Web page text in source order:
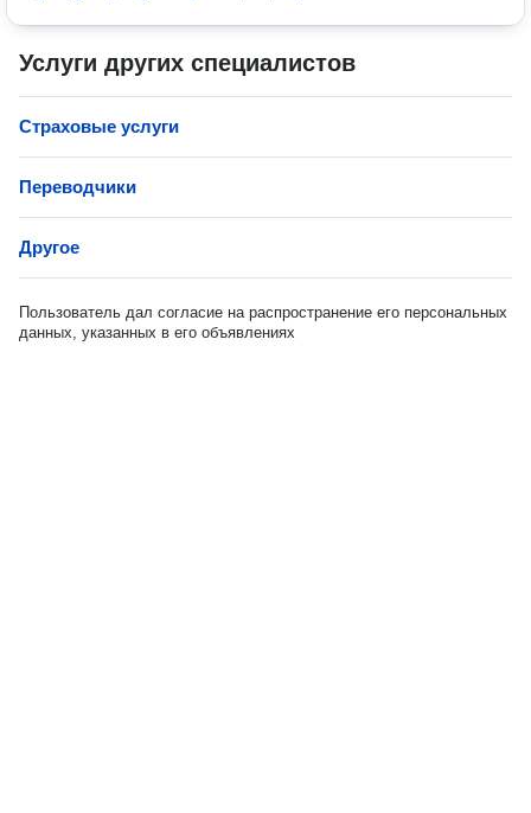
Услуги других специалистов
Страховые услуги
Переводчики
Другое
Пользователь дал согласие на распространение его персональных
данных, указанных в его объявлениях